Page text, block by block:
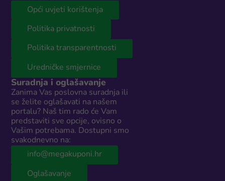
Opći uvjeti korištenja
Politika privatnosti
Politika transparentnosti
Uredničke smjernice
Suradnja i oglašavanje
Zanima Vas poslovna suradnja ili
se želite oglašavati na našem
portalu? Naš tim rado će Vam
predstaviti sve opcije, ovisno o
Vašim potrebama. Dostupni smo
svakodnevno na:
info@megakuponi.hr
Oglašavanje